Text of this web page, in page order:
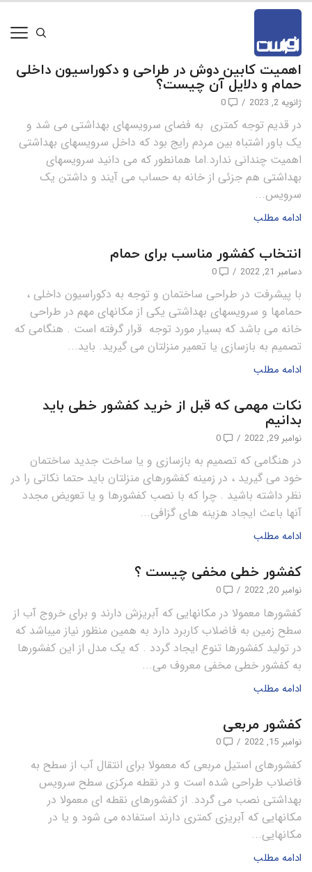
اهمیت کابین دوش در طراحی و دکوراسیون داخلی
حمام و دلایل آن چیست؟
ژانویه 2, 2023 /
0
در قدیم توجه کمتری به فضای سرویسهای بهداشتی می شد و
یک باور اشتباه بین مردم رایج بود که داخل سرویسهای بهداشتی
اهمیت چندانی ندارد.اما همانطور که می دانید سرویسهای
بهداشتی هم جزئی از خانه به حساب می آیند و داشتن یک
سرویس...
ادامه مطلب
انتخاب کفشور مناسب برای حمام
دسامبر 21, 2022 /
0
با پیشرفت در طراحی ساختمان و توجه به دکوراسیون داخلی ،
حمامها و سرویسهای بهداشتی یکی از مکانهای مهم در طراحی
خانه می باشد که بسیار مورد توجه قرار گرفته است . هنگامی که
تصمیم به بازسازی یا تعمیر منزلتان می گیرید. باید...
ادامه مطلب
نکات مهمی که قبل از خرید کفشور خطی باید
بدانیم
نوامبر 29, 2022 /
0
در هنگامی که تصمیم به بازسازی و یا ساخت جدید ساختمان
خود می گیرید ، در زمینه کفشورهای منزلتان باید حتما نکاتی را در
نظر داشته باشید . چرا که با نصب کفشورها و یا تعویض مجدد
آنها باعث ایجاد هزینه های گزافی...
ادامه مطلب
کفشور خطی مخفی چیست ؟
نوامبر 20, 2022 /
0
کفشورها معمولا در مکانهایی که آبریزش دارند و برای خروج آب از
سطح زمین به فاضلاب کاربرد دارد به همین منظور نیاز میباشد که
در تولید کفشورها تنوع ایجاد گردد . که یک مدل از این کفشورها
به کفشور خطی مخفی معروف می...
ادامه مطلب
کفشور مربعی
نوامبر 15, 2022 /
0
کفشورهای استیل مربعی که معمولا برای انتقال آب از سطح به
فاضلاب طراحی شده است و در نقطه مرکزی سطح سرویس
بهداشتی نصب می گردد. از کفشورهای نقطه ای معمولا در
مکانهایی که آبریزی کمتری دارند استفاده می شود و یا در
مکانهایی...
ادامه مطلب